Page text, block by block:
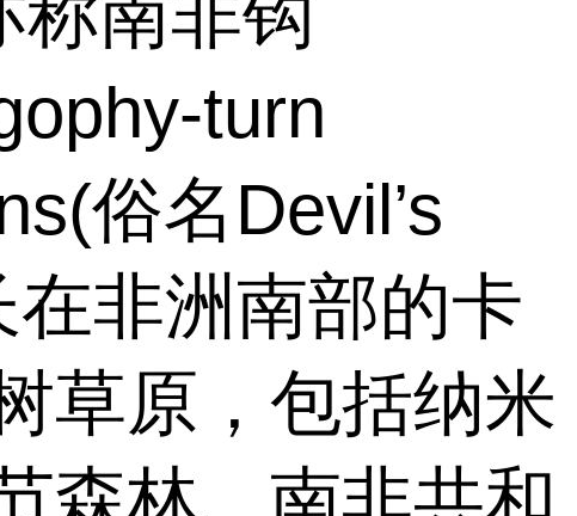
称南非钩
turn
俗名Devil’s
在非洲南部的卡
草原，包括纳米
森林、南非共和